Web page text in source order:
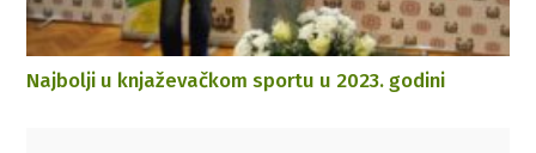
Najbolji u knjaževačkom sportu u 2023. godini